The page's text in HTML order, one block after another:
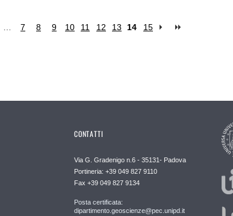
7 8 9 10 11 12 13 14 15
CONTATTI
Via G. Gradenigo n.6 - 35131- Padova
Portineria: +39 049 827 9110
Fax +39 049 827 9134
Posta certificata:
dipartimento.geoscienze@pec.unipd.it